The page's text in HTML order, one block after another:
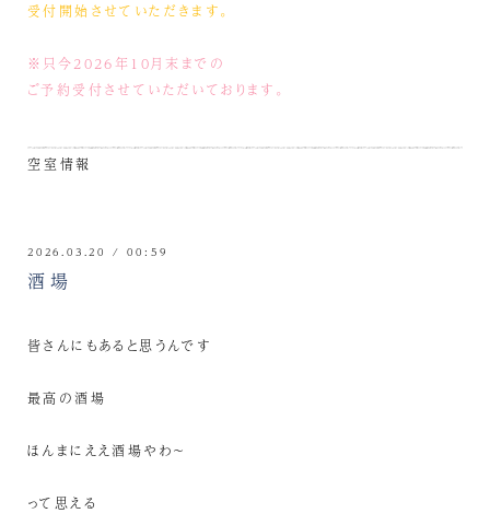
受付開始させていただきます。
※只今2026年10月末までの
ご予約受付させていただいております。
空室情報
2026.03.20 / 00:59
酒場
皆さんにもあると思うんです
最高の酒場
ほんまにええ酒場やわ〜
って思える